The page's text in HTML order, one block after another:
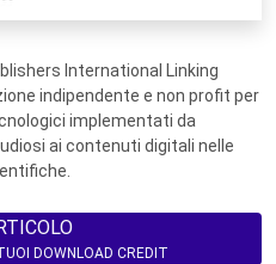
International Linking
indipendente e non profit per
implementati da
ai contenuti digitali nelle
DOWNLOAD CREDIT